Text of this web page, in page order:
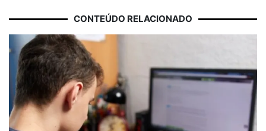
CONTEÚDO RELACIONADO